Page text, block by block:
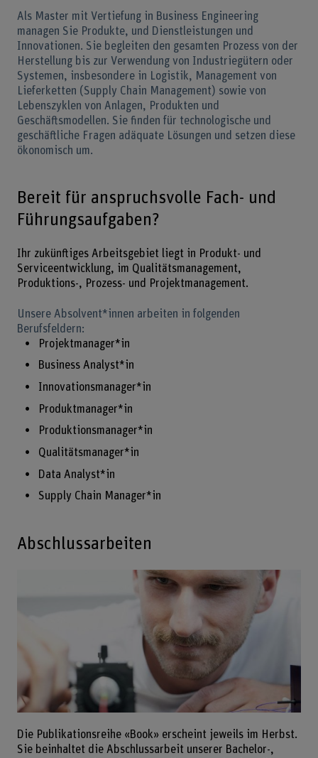
Als Master mit Vertiefung in Business Engineering
managen Sie Produkte, und Dienstleistungen und
Innovationen. Sie begleiten den gesamten Prozess von der
Herstellung bis zur Verwendung von Industriegütern oder
Systemen, insbesondere in Logistik, Management von
Lieferketten (Supply Chain Management) sowie von
Lebenszyklen von Anlagen, Produkten und
Geschäftsmodellen. Sie finden für technologische und
geschäftliche Fragen adäquate Lösungen und setzen diese
ökonomisch um.
Bereit für anspruchsvolle Fach- und
Führungsaufgaben?
Ihr zukünftiges Arbeitsgebiet liegt in Produkt- und
Serviceentwicklung, im Qualitätsmanagement,
Produktions-, Prozess- und Projektmanagement.
Unsere Absolvent*innen arbeiten in folgenden
Berufsfeldern:
Projektmanager*in
Business Analyst*in
Innovationsmanager*in
Produktmanager*in
Produktionsmanager*in
Qualitätsmanager*in
Data Analyst*in
Supply Chain Manager*in
Abschlussarbeiten
Die Publikationsreihe «Book» erscheint jeweils im Herbst.
Sie beinhaltet die Abschlussarbeit unserer Bachelor-,